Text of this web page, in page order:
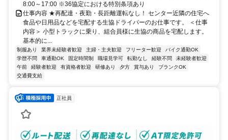
8:00～17:00 ※36協定における特別条項あり
仕事内容 ★再配達・夜勤・長距離運転なし！ センター近隣の住宅へ
食品や日用品などを宅配する生協ドライバーのお仕事です。 ＜仕事
内容＞ 小型トラックに乗り、組合員様に生協の商品を宅配します。
基本的に...
制服あり 業界未経験者歓迎 主婦・主夫歓迎 フリーター歓迎
バイク通勤OK
学歴不問
車通勤OK 固定時間制 職場見学可 転勤なし 経験不問
未経験者歓迎
午前
経験者歓迎 有資格者歓迎 研修あり 夕方 賞与あり
ブランクOK
交通費支給
正社員